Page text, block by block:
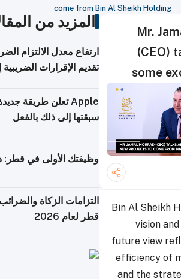
come from Bin Al
المزيد من المقالات
ارتفاع معدل الالتزام الضريبي مع وصول
تقديم الإقرارات الضريبية إلى 90%
Apple تعلن طريقة جديدة للترقية، وقطر
سبقتها إلى ذلك بالفعل
وظيفتك الأولى في قطر: دليل الخريج
التزامات الزكاة والضرائب على